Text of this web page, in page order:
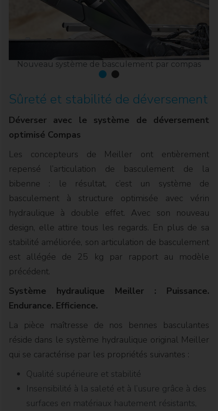
Nouveau système de basculement par compas
Sûreté et stabilité de déversement
Déverser avec le système de déversement
optimisé Compas
Les concepteurs de Meiller ont entièrement
repensé l’articulation de basculement de la
bibenne : le résultat, c’est un système de
basculement à structure optimisée avec vérin
hydraulique à double effet. Avec son nouveau
design, elle attire tous les regards. En plus de sa
stabilité améliorée, son articulation de basculement
est allégée de 25 kg par rapport au modèle
précédent.
Système hydraulique Meiller : Puissance.
Endurance. Efficience.
La pièce maîtresse de nos bennes basculantes
réside dans le système hydraulique original Meiller
qui se caractérise par les propriétés suivantes :
Qualité supérieure et stabilité
Insensibilité à la saleté et à l’usure grâce à des
surfaces en matériaux hautement résistants,